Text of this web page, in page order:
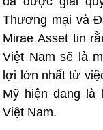
Thương mại và
Mirae Asset tin
Việt Nam sẽ là
lợi lớn nhất từ
Mỹ hiện đang là
Việt Nam.